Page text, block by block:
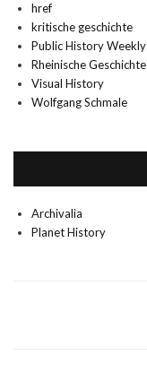
href
kritische geschichte
Public History Weekly
Rheinische Geschichte
Visual History
Wolfgang Schmale
Archivalia
Planet History